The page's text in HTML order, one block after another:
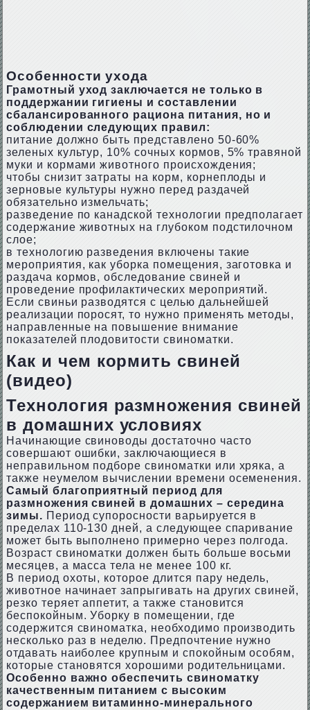
Особенности ухода
Грамотный уход заключается не только в
поддержании гигиены и составлении
сбалансированного рациона питания, но и
соблюдении следующих правил:
питание должно быть представлено 50-60%
зеленых культур, 10% сочных кормов, 5% травяной
муки и кормами животного происхождения;
чтобы снизит затраты на корм, корнеплоды и
зерновые культуры нужно перед раздачей
обязательно измельчать;
разведение по канадской технологии предполагает
содержание животных на глубоком подстилочном
слое;
в технологию разведения включены такие
мероприятия, как уборка помещения, заготовка и
раздача кормов, обследование свиней и
проведение профилактических мероприятий.
Если свиньи разводятся с целью дальнейшей
реализации поросят, то нужно применять методы,
направленные на повышение внимание
показателей плодовитости свиноматки.
Как и чем кормить свиней
(видео)
Технология размножения свиней
в домашних условиях
Начинающие свиноводы достаточно часто
совершают ошибки, заключающиеся в
неправильном подборе свиноматки или хряка, а
также неумелом вычислении времени осеменения.
Самый благоприятный период для
размножения свиней в домашних – середина
зимы. Период супоросности варьируется в
пределах 110-130 дней, а следующее спаривание
может быть выполнено примерно через полгода.
Возраст свиноматки должен быть больше восьми
месяцев, а масса тела не менее 100 кг.
В период охоты, которое длится пару недель,
животное начинает запрыгивать на других свиней,
резко теряет аппетит, а также становится
беспокойным. Уборку в помещении, где
содержится свиноматка, необходимо производить
несколько раз в неделю. Предпочтение нужно
отдавать наиболее крупным и спокойным особям,
которые становятся хорошими родительницами.
Особенно важно обеспечить свиноматку
качественным питанием с высоким
содержанием витаминно-минерального